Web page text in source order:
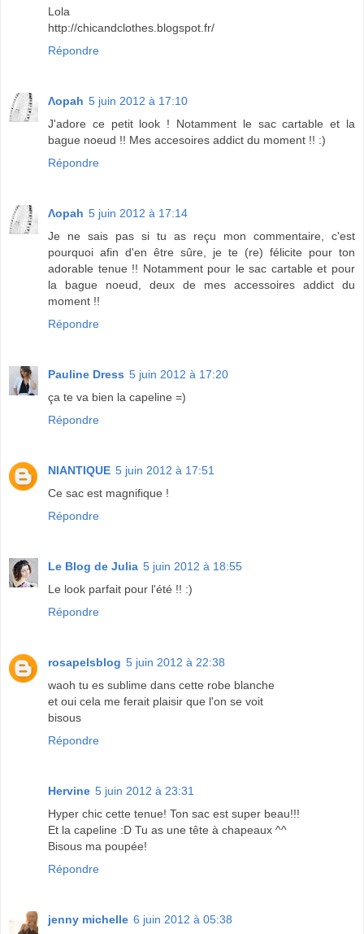
Lola
http://chicandclothes.blogspot.fr/
Répondre
Λopah 5 juin 2012 à 17:10
J'adore ce petit look ! Notamment le sac cartable et la
bague noeud !! Mes accesoires addict du moment !! :)
Répondre
Λopah 5 juin 2012 à 17:14
Je ne sais pas si tu as reçu mon commentaire, c'est
pourquoi afin d'en être sûre, je te (re) félicite pour ton
adorable tenue !! Notamment pour le sac cartable et pour
la bague noeud, deux de mes accessoires addict du
moment !!
Répondre
Pauline Dress 5 juin 2012 à 17:20
ça te va bien la capeline =)
Répondre
NIANTIQUE 5 juin 2012 à 17:51
Ce sac est magnifique !
Répondre
Le Blog de Julia 5 juin 2012 à 18:55
Le look parfait pour l'été !! :)
Répondre
rosapelsblog 5 juin 2012 à 22:38
waoh tu es sublime dans cette robe blanche
et oui cela me ferait plaisir que l'on se voit
bisous
Répondre
Hervine 5 juin 2012 à 23:31
Hyper chic cette tenue! Ton sac est super beau!!!
Et la capeline :D Tu as une tête à chapeaux ^^
Bisous ma poupée!
Répondre
jenny michelle 6 juin 2012 à 05:38